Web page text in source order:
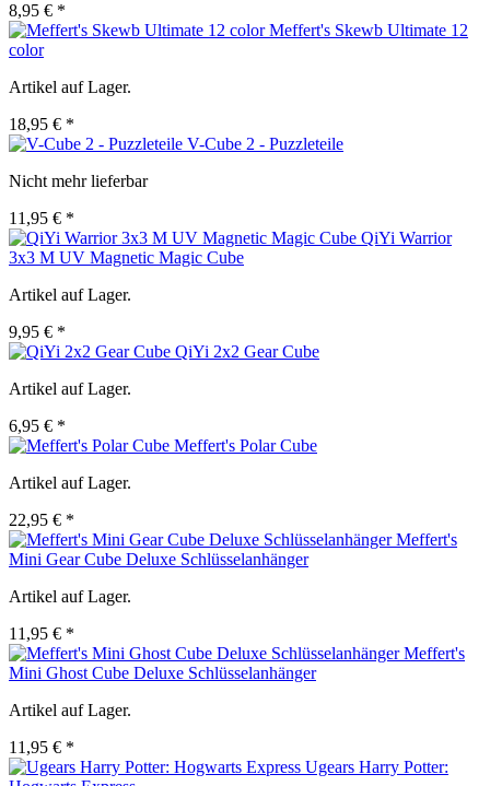
8,95 € *
Meffert's Skewb Ultimate 12
color
Artikel auf Lager.
18,95 € *
V-Cube 2 - Puzzleteile
Nicht mehr lieferbar
11,95 € *
QiYi Warrior
3x3 M UV Magnetic Magic Cube
Artikel auf Lager.
9,95 € *
QiYi 2x2 Gear Cube
Artikel auf Lager.
6,95 € *
Meffert's Polar Cube
Artikel auf Lager.
22,95 € *
Meffert's
Mini Gear Cube Deluxe Schlüsselanhänger
Artikel auf Lager.
11,95 € *
Meffert's
Mini Ghost Cube Deluxe Schlüsselanhänger
Artikel auf Lager.
11,95 € *
Ugears Harry Potter: